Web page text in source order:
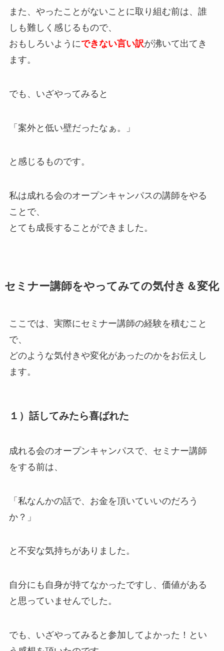
また、やったことがないことに取り組む前は、誰
しも難しく感じるもので、
おもしろいようにできない言い訳が沸いて出てき
ます。
でも、いざやってみると
「案外と低い壁だったなぁ。」
と感じるものです。
私は成れる会のオープンキャンパスの講師をやる
ことで、
とても成長することができました。
セミナー講師をやってみての気付き＆変化
ここでは、実際にセミナー講師の経験を積むこと
で、
どのような気付きや変化があったのかをお伝えし
ます。
１）話してみたら喜ばれた
成れる会のオープンキャンパスで、セミナー講師
をする前は、
「私なんかの話で、お金を頂いていいのだろう
か？」
と不安な気持ちがありました。
自分にも自身が持てなかったですし、価値がある
と思っていませんでした。
でも、いざやってみると参加してよかった！とい